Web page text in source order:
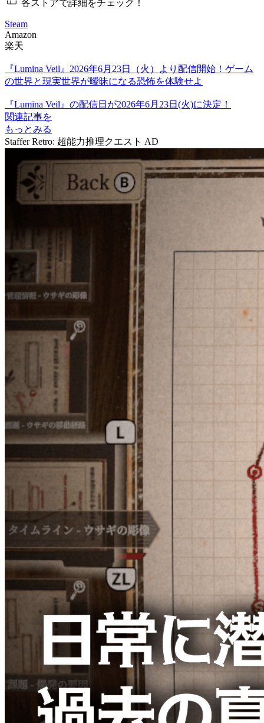
各ストアで詳細をチェック！
Steam
Amazon
楽天
『Lumina Veil』2026年6月23日（火）より配信開始！ゲーム
の世界と現実世界が曖昧になる恐怖を体験せよ
『Lumina Veil』の配信日が2026年6月23日(火)に決定！
関連記事を
もっとみる
Staffer Retro: 超能力推理クエスト AD